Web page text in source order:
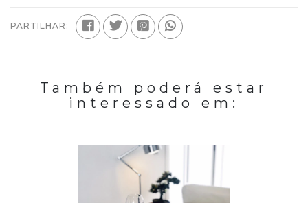
PARTILHAR:
Também poderá estar
interessado em: